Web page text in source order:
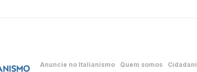
Anuncie no Italianismo Quem somos